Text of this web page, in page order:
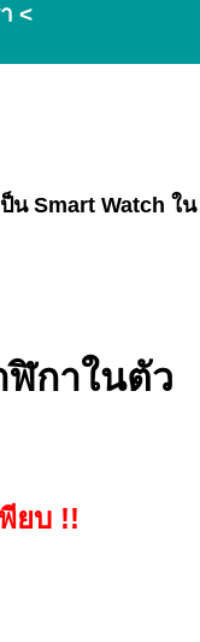
<
น Smart Watch ใน
กาในตัว
ยบ !!